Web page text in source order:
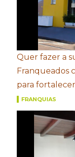
Quer fazer a
Franqueados
para
FRANQUIAS